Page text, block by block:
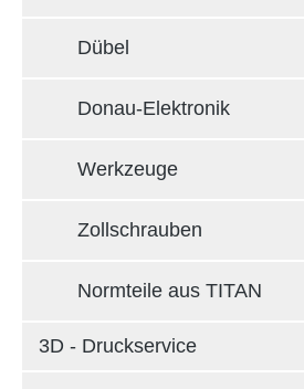
Dübel
Donau-Elektronik
Werkzeuge
Zollschrauben
Normteile aus TITAN
3D - Druckservice